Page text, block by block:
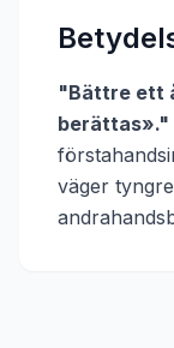
"Bättre ett
berättas»."
väger